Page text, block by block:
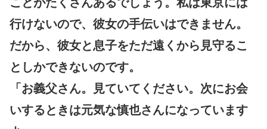
行けないので、彼女の手伝いはできません。
だから、彼女と息子をただ遠くから見守るこ
としかできないのです。
「お義父さん。見ていてください。次にお会
いするときは元気な慎也さんになっています